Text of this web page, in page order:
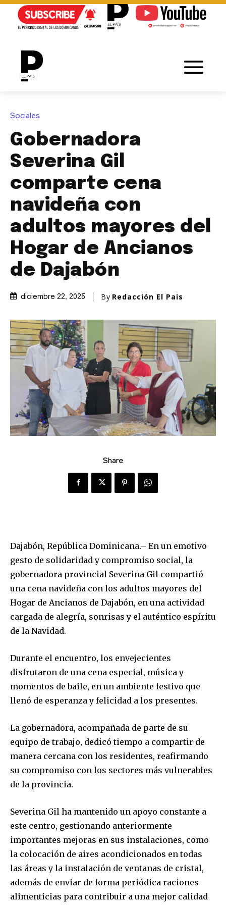
Sociales
Gobernadora
Severina Gil
comparte cena
navideña con
adultos mayores del
Hogar de Ancianos
de Dajabón
diciembre 22, 2025 By Redacción El Pais
Share
Dajabón, República Dominicana.– En un emotivo
gesto de solidaridad y compromiso social, la
gobernadora provincial Severina Gil compartió
una cena navideña con los adultos mayores del
Hogar de Ancianos de Dajabón, en una actividad
cargada de alegría, sonrisas y el auténtico espíritu
de la Navidad.
Durante el encuentro, los envejecientes
disfrutaron de una cena especial, música y
momentos de baile, en un ambiente festivo que
llenó de esperanza y felicidad a los presentes.
La gobernadora, acompañada de parte de su
equipo de trabajo, dedicó tiempo a compartir de
manera cercana con los residentes, reafirmando
su compromiso con los sectores más vulnerables
de la provincia.
Severina Gil ha mantenido un apoyo constante a
este centro, gestionando anteriormente
importantes mejoras en sus instalaciones, como
la colocación de aires acondicionados en todas
las áreas y la instalación de ventanas de cristal,
además de enviar de forma periódica raciones
alimenticias para contribuir a una mejor calidad